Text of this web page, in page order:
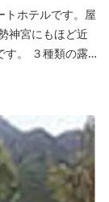
トホテルです。屋
神宮にもほど近
露天
ヶ所の大浴場で
付客室や貸切家